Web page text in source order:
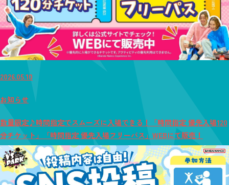
2026.05.10
お知らせ
数量限定♪時間指定でスムーズに入場できる！「時間指定 優先入場120
分チケット」「時間指定 優先入場フリーパス」WEBにて販売！